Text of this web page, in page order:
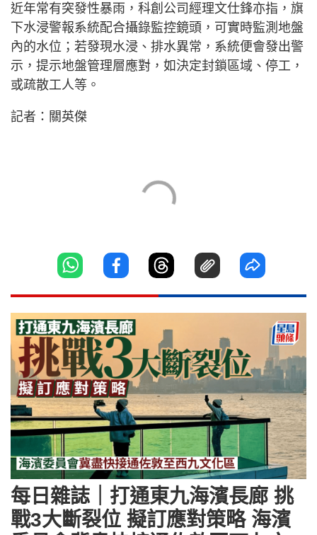
近年常有突發性暴雨，科創公司經理文仕鋒亦指，旗
下水浸警報系統配合攝錄監控鏡頭，可實時監測地盤
內的水位；若發現水浸、排水異常，系統便會發出警
示，提示地盤管理層應對，如決定封鎖區域、停工，
或疏散工人等。
記者：關英傑
每日雜誌｜打通東九海濱長廊 挑
戰3大斷裂位 擬訂應對策略 海濱